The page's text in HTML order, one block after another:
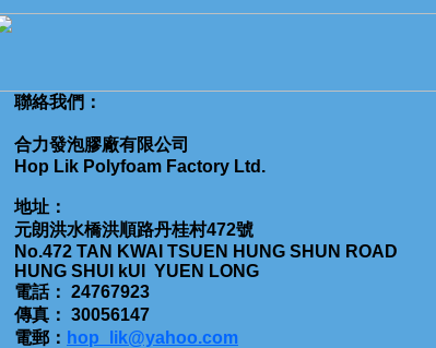
聯絡我們：
合力發泡膠廠有限公司
Hop Lik Polyfoam Factory Ltd.
地址：
元朗洪水橋洪順路丹桂村472號
No.472 TAN KWAI TSUEN HUNG SHUN ROAD
HUNG SHUI kUl YUEN LONG
電話： 24767923
傳真： 30056147
電郵： hop_lik@yahoo.com